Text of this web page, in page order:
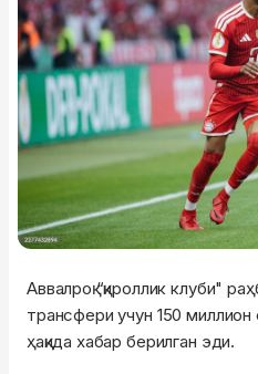
Аввалроқ “қироллик клуби"
трансфери учун 150 миллион
ҳақида хабар берилган эди.